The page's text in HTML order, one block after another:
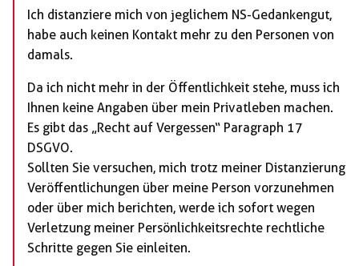
Ich distanziere mich von jeglichem NS-Gedankengut,
habe auch keinen Kontakt mehr zu den Personen von
damals.
Da ich nicht mehr in der Öffentlichkeit stehe, muss ich
Ihnen keine Angaben über mein Privatleben machen.
Es gibt das „Recht auf Vergessen“ Paragraph 17
DSGVO.
Sollten Sie versuchen, mich trotz meiner Distanzierung
Veröffentlichungen über meine Person vorzunehmen
oder über mich berichten, werde ich sofort wegen
Verletzung meiner Persönlichkeitsrechte rechtliche
Schritte gegen Sie einleiten.